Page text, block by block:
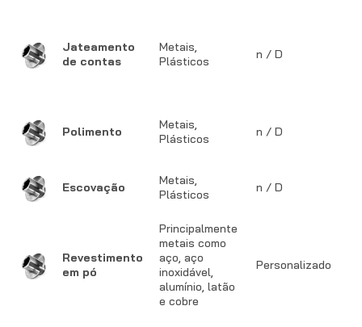
Jateamento
de contas
Metais,
Plásticos
n / D
Polimento
Metais,
Plásticos
n / D
Escovação
Metais,
Plásticos
n / D
Revestimento
em pó
Principalmente
metais como
aço, aço
inoxidável,
alumínio, latão
e cobre
Personalizado